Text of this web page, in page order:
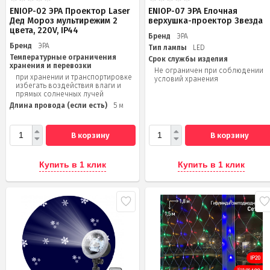
ENIOP-02 ЭРА Проектор Laser
Дед Мороз мультирежим 2
цвета, 220V, IP44
Бренд
ЭРА
Температурные ограничения
хранения и перевозки
при хранении и транспортировке
избегать воздействия влаги и
прямых солнечных лучей
Длина провода (если есть)
5 м
В корзину
Купить в 1 клик
ENIOP-07 ЭРА Елочная
верхушка-проектор Звезда
Бренд
ЭРА
Тип лампы
LED
Срок службы изделия
Не ограничен при соблюдении
условий хранения
В корзину
Купить в 1 клик